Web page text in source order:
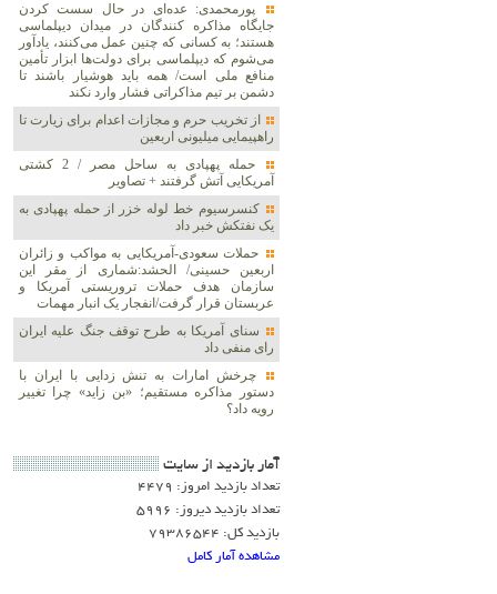
پورمحمدی: عده‌ای در حال سست کردن
جایگاه مذاکره کنندگان در میدان دیپلماسی
هستند؛ به کسانی که چنین عمل می‌کنند، یادآور
می‌شوم که دیپلماسی برای دولت‌ها ابزار تأمین
منافع ملی است/ همه باید هوشیار باشند تا
دشمن بر تیم مذاکراتی فشار وارد نکند
از تخریب حرم و مجازات اعدام برای زیارت تا
راهپیمایی میلیونی اربعین
حمله پهپادی به ساحل مصر / 2 کشتی
آمریکایی آتش گرفتند + تصاویر
کنسرسیوم خط لوله خزر از حمله پهپادی به
یک نفتکش خبر داد
حملات سعودی-آمریکایی به مواکب و زائران
اربعین حسینی/ الحشد:شماری از مقر این
سازمان هدف حملات تروریستی آمریکا و
عربستان قرار گرفت/انفجار یک انبار مهمات
سنای آمریکا به طرح توقف جنگ علیه ایران
رای منفی داد
چرخش امارات به تنش زدایی با ایران با
دستور مذاکره مستقیم؛ «بن زاید» چرا تغییر
رویه داد؟
آمار بازديد از سايت
تعداد بازدید امروز: 4479
تعداد بازدید دیروز: 5996
بازدید کل: 79386544
مشاهده آمار کامل